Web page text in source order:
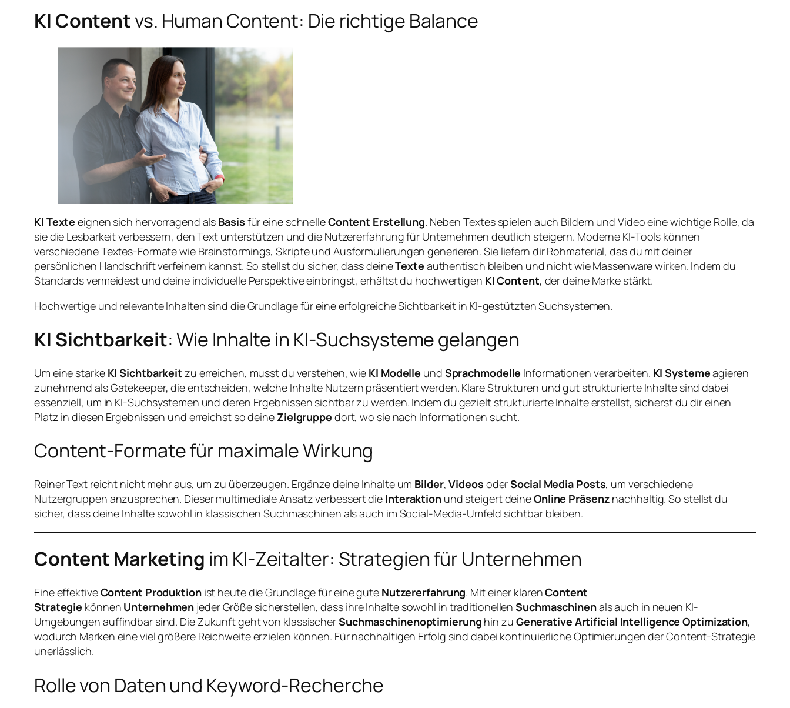
KI Contentvs. Human Content: Die richtige Balance
KI Texte eignen sich hervorragend als Basis für eine schnelleContent Erstellung. Neben Textes spielen auch Bildern und Video eine wichtige Rolle, da
sie die Lesbarkeit verbessern, den Text unterstützen und die Nutzererfahrung für Unternehmen deutlich steigern. Moderne KI-Tools können
verschiedene Textes-Formate wie Brainstormings, Skripte und Ausformulierungen generieren. Sie liefern dir Rohmaterial, das du mit deiner
persönlichen Handschrift verfeinern kannst. So stellst du sicher, dass deineTexte authentisch bleiben und nicht wie Massenware wirken. Indem du
Standards vermeidest und deine individuelle Perspektive einbringst, erhältst du hochwertigen KI Content, der deine Marke stärkt.
Hochwertige und relevante Inhalten sind die Grundlage für eine erfolgreiche Sichtbarkeit in KI-gestützten Suchsystemen.
KI Sichtbarkeit: Wie Inhalte in KI-Suchsysteme gelangen
Um eine starke KI Sichtbarkeit zu erreichen, musst du verstehen, wie KI Modelle und Sprachmodelle Informationen verarbeiten. KI Systemeagieren
zunehmend als Gatekeeper, die entscheiden, welche Inhalte Nutzern präsentiert werden. Klare Strukturen und gut strukturierte Inhalte sind dabei
essenziell, um in KI-Suchsystemen und deren Ergebnissen sichtbar zu werden. Indem du gezielt strukturierte Inhalte erstellst, sicherst du dir einen
Platz in diesen Ergebnissen und erreichst so deine Zielgruppe dort, wo sie nach Informationen sucht.
Content-Formate für maximale Wirkung
Reiner Text reicht nicht mehr aus, um zu überzeugen. Ergänze deine Inhalte um Bilder,Videos oderSocial Media Posts, um verschiedene
Nutzergruppen anzusprechen. Dieser multimediale Ansatz verbessert die Interaktionund steigert deineOnline Präsenz nachhaltig. So stellst du
sicher, dass deine Inhalte sowohl in klassischen Suchmaschinen als auch im Social-Media-Umfeld sichtbar bleiben.
Content Marketing im KI-Zeitalter: Strategien für Unternehmen
Eine effektiveContent Produktionist heute die Grundlage für eine gute Nutzererfahrung. Mit einer klarenContent
Strategie können Unternehmen jeder Größe sicherstellen, dass ihre Inhalte sowohl in traditionellenSuchmaschinenals auch in neuen KI-
Umgebungen auffindbar sind. Die Zukunft geht von klassischerSuchmaschinenoptimierung hin zu Generative Artificial Intelligence Optimization,
wodurch Marken eine viel größere Reichweite erzielen können. Für nachhaltigen Erfolg sind dabei kontinuierliche Optimierungen der Content-Strategie
unerlässlich.
Rolle von Daten und Keyword-Recherche